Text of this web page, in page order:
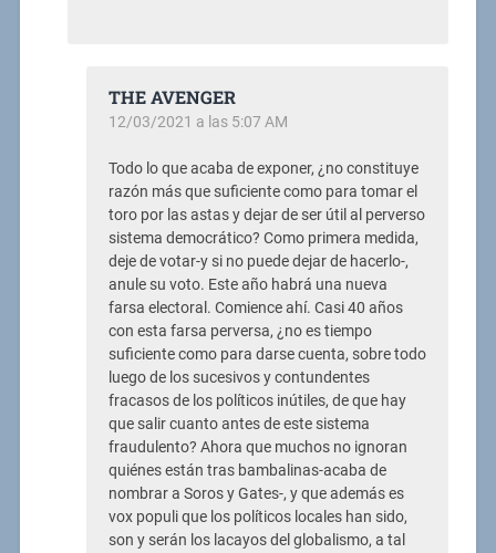
THE AVENGER
12/03/2021 a las 5:07 AM
Todo lo que acaba de exponer, ¿no constituye
razón más que suficiente como para tomar el
toro por las astas y dejar de ser útil al perverso
sistema democrático? Como primera medida,
deje de votar-y si no puede dejar de hacerlo-,
anule su voto. Este año habrá una nueva
farsa electoral. Comience ahí. Casi 40 años
con esta farsa perversa, ¿no es tiempo
suficiente como para darse cuenta, sobre todo
luego de los sucesivos y contundentes
fracasos de los políticos inútiles, de que hay
que salir cuanto antes de este sistema
fraudulento? Ahora que muchos no ignoran
quiénes están tras bambalinas-acaba de
nombrar a Soros y Gates-, y que además es
vox populi que los políticos locales han sido,
son y serán los lacayos del globalismo, a tal